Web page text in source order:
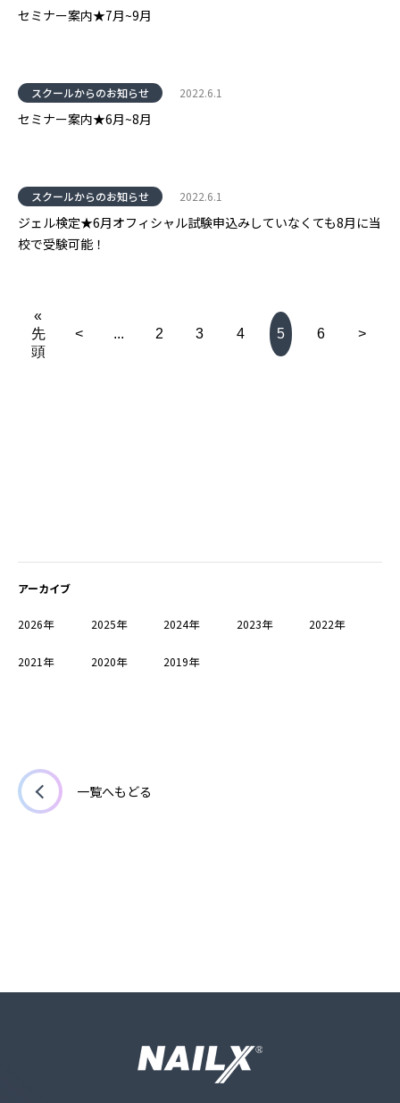
セミナー案内★7月~9月
スクールからのお知らせ 2022.6.1
セミナー案内★6月~8月
スクールからのお知らせ 2022.6.1
ジェル検定★6月オフィシャル試験申込みしていなくても8月に当
校で受験可能！
«
先
頭
< ... 2 3 4 5 6 >
アーカイブ
2026年 2025年 2024年 2023年 2022年
2021年 2020年 2019年
一覧へもどる